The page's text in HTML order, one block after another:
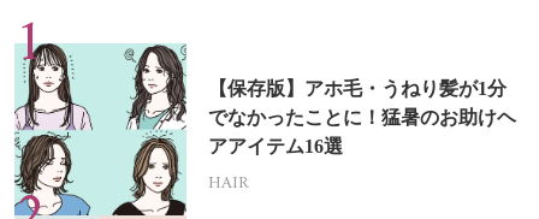
【保存版】アホ毛・うねり髪が1分
でなかったことに！猛暑のお助けヘ
アアイテム16選
HAIR